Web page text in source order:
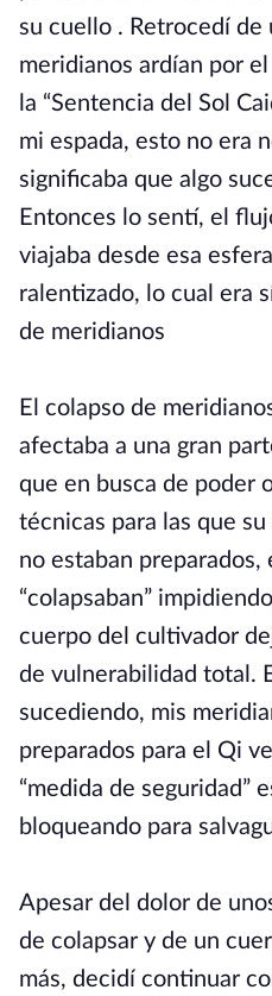
su cuello . Retrocedí de
meridianos ardían por
la “Sentencia del Sol
mi espada, esto no era
significaba que algo
Entonces lo sentí, el
viajaba desde esa
ralentizado, lo cual era
de meridianos
El colapso de
afectaba a una gran
que en busca de poder
técnicas para las que
no estaban preparados,
“colapsaban”
cuerpo del cultivador
de vulnerabilidad total.
sucediendo, mis
preparados para el Qi
“medida de seguridad”
bloqueando para
Apesar del dolor de
de colapsar y de un
más, decidí continuar